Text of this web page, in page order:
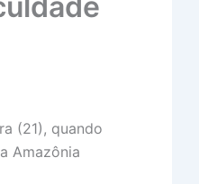
(21), quando
Amazônia